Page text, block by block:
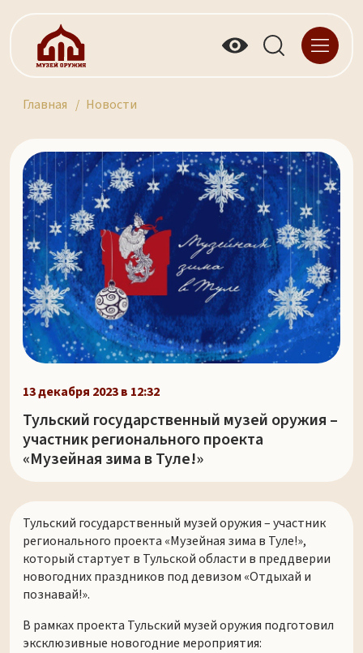
Главная Новости
13 декабря 2023 в 12:32
Тульский государственный музей оружия –
участник регионального проекта
«Музейная зима в Туле!»
Тульский государственный музей оружия – участник
регионального проекта «Музейная зима в Туле!»,
который стартует в Тульской области в преддверии
новогодних праздников под девизом «Отдыхай и
познавай!».
В рамках проекта Тульский музей оружия подготовил
эксклюзивные новогодние мероприятия: